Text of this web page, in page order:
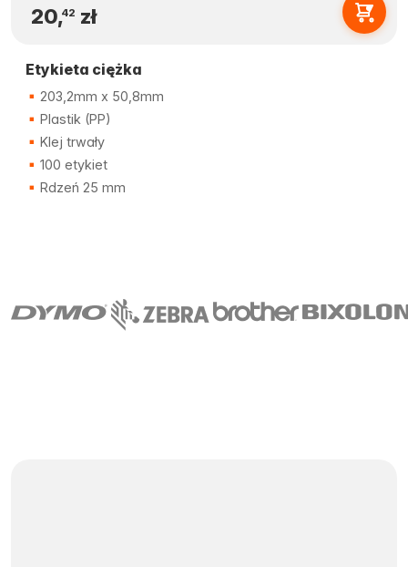
20,42 zł
Etykieta ciężka
203,2mm x 50,8mm
Plastik (PP)
Klej trwały
100 etykiet
Rdzeń 25 mm